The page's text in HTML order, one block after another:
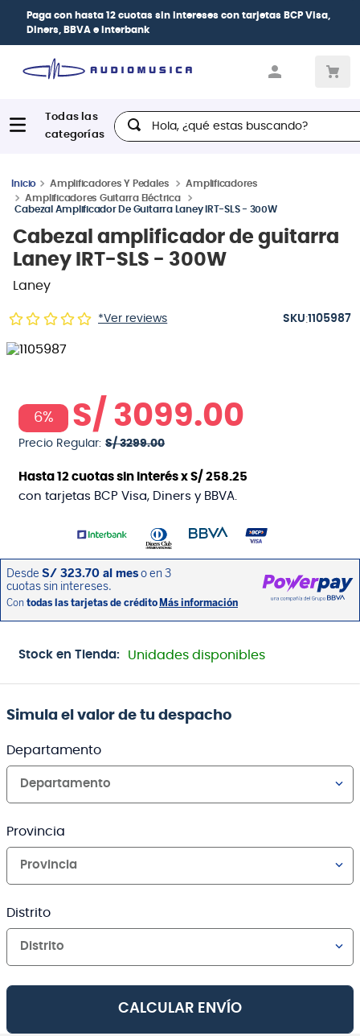
Paga con hasta 12 cuotas sin intereses con tarjetas BCP Visa,
Diners, BBVA e Interbank
Hola, ¿qué estas buscando?
Amplificadores Y Pedales
Amplificadores
Amplificadores Guitarra Eléctrica
Cabezal Amplificador De Guitarra Laney IRT-SLS - 300W
Cabezal amplificador de guitarra
Laney IRT-SLS - 300W
Laney
*Ver reviews :1105987
6% S/ 3099.00
Precio Regular: S/ 3299.00
Hasta12 cuotas sin interés xS/ 258.25
con tarjetas BCP Visa, Diners y BBVA.
Stock en Tienda: Unidades disponibles
Simula el valor de tu despacho
Departamento
Departamento
Provincia
Provincia
Distrito
Distrito
CALCULAR ENVÍO